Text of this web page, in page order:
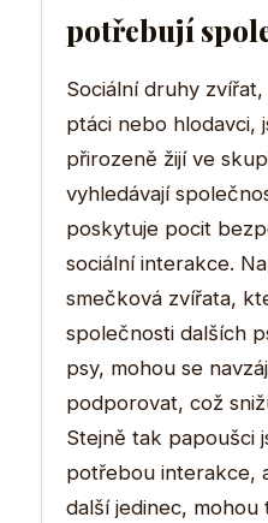
potřebují
Sociální druhy
ptáci nebo hlodavci,
přirozeně žijí ve
vyhledávají
poskytuje pocit
sociální interakce.
smečková zvířata,
společnosti dalších
psy, mohou se
podporovat, což
Stejně tak papoušci
potřebou interakce,
další jedinec, mohou